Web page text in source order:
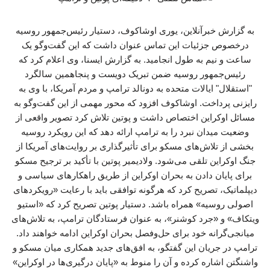
به گزارش خبرآنلاین، یوری اوشاکوف، دستیار رئیس‌جمهور روسیه
درخصوص جزئیات این تماس عنوان داشت که این گفت‌وگو یک
ساعت و نیم به طول انجامید. به گزارش ایسنا، وی اعلام کرد که
رئیس‌جمهور روسیه ضمن تبریک دویست و پنجاهمین سالگرد
"استقلال" ایالات متحده به دونالد ترامپ و مردم آمریکا، با وی به
رایزنی پرداخت. اوشاکوف افزود که محور مهمی از این گفت‌وگو به
مسائل اوکراین اختصاص داشت و پوتین تلاش کرد تصویر واقعی از
وضعیت میدان نبرد را به ترامپ ارائه دهد که این رویکرد روسیه
بخشی از تلاش‌های مسکو برای تأثیرگذاری بر روایت‌های آمریکا از
جنگ اوکراین تلقی می‌شود. ولادیمیر پوتین با تأکید بر ترجیح مسکو
برای پایان دادن به بحران اوکراین از طریق راهکارهای سیاسی و
دیپلماتیک، تصریح کرد که هرگونه توافقی باید با رعایت «رویکردهای
اصولی روسیه» همراه باشد. دستیار پوتین تصریح کرد که «استیو
ویتکاف» و «جرد کوشنر»، به عنوان فرستادگان ترامپ، به تلاش‌های
میانجی‌گرانه خود برای حل‌وفصل بحران اوکراین ادامه خواهند داد.
ترامپ در جریان این گفتگو، به افق‌های جدید همکاری میان مسکو و
واشنگتن اشاره کرده و آن را منوط به «پایان درگیری‌ها در اوکراین»